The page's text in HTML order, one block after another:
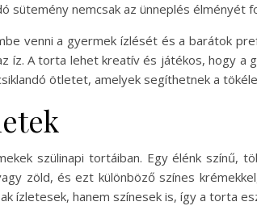
sütemény nemcsak az ünneplés élményét
venni a gyermek ízlését és a barátok
íz. A torta lehet kreatív és játékos, hogy a
ötletet, amelyek segíthetnek a
szülinapi tortáiban. Egy élénk színű,
zöld, és ezt különböző színes
ízletesek, hanem színesek is, így a torta